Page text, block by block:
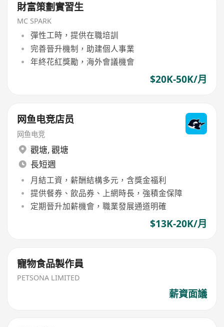
財富策劃實習生
MC SPARK
彈性工時，提供在職培訓
完善晉升機制，助建個人事業
年終花紅獎勵，海外會議機會
$20K-50K/月
网鱼电竞店员
网鱼电竞
觀塘, 觀塘
長短週
月結工資，薪酬結構多元，含獎金福利
提供餐券、飲品券、上網時長，強積金保障
定期晉升加薪機會，職業發展通道明確
$13K-20K/月
寵物食品製作員
PETSONA LIMITED
薪資面議